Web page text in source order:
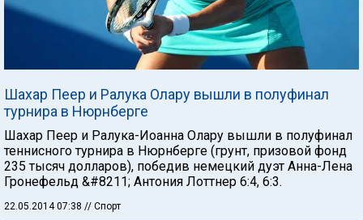
Шахар Пеер и Ралука Олару вышли в полуфинал
турнира в Нюрнберге
Шахар Пеер и Ралука-Иоанна Олару вышли в полуфинал
теннисного турнира в Нюрнберге (грунт, призовой фонд
235 тысяч долларов), победив немецкий дуэт Анна-Лена
Гронефельд &#8211; Антония Лоттнер 6:4, 6:3.
22.05.2014 07:38 // Спорт